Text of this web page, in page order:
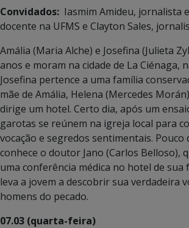
Convidados: Iasmim Amideu, jornalista
docente na UFMS e Clayton Sales,
Amália (Maria Alche) e Josefina (Julieta
anos e moram na cidade de La Ciénaga,
Josefina pertence a uma família
mãe de Amália, Helena (Mercedes
dirige um hotel. Certo dia, após um
garotas se reúnem na igreja local para
vocação e segredos sentimentais. Pouco
conhece o doutor Jano (Carlos Belloso),
uma conferência médica no hotel de sua
leva a jovem a descobrir sua verdadeira
homens do pecado.
07.03 (quarta-feira)